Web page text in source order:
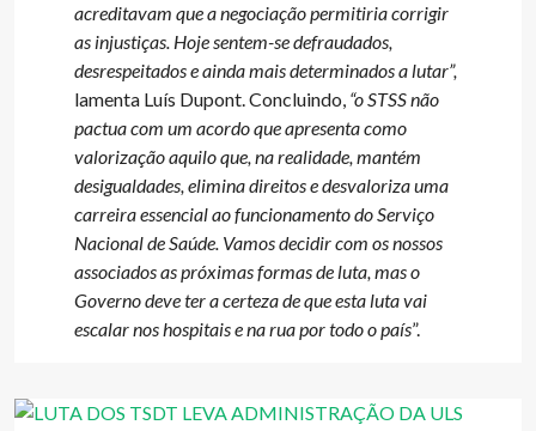
acreditavam que a negociação permitiria corrigir
as injustiças. Hoje sentem-se defraudados,
desrespeitados e ainda mais determinados a lutar”,
lamenta Luís Dupont. Concluindo, “o STSS não
pactua com um acordo que apresenta como
valorização aquilo que, na realidade, mantém
desigualdades, elimina direitos e desvaloriza uma
carreira essencial ao funcionamento do Serviço
Nacional de Saúde. Vamos decidir com os nossos
associados as próximas formas de luta, mas o
Governo deve ter a certeza de que esta luta vai
escalar nos hospitais e na rua por todo o país”.